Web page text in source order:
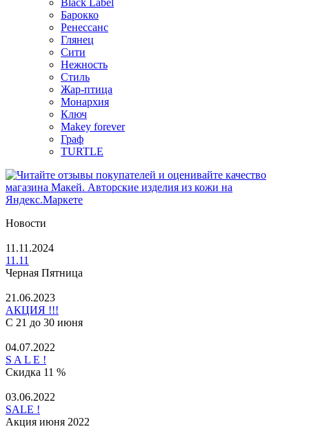
Black Label
Барокко
Ренессанс
Глянец
Сити
Нежность
Стиль
Жар-птица
Монархия
Ключ
Makey forever
Граф
TURTLE
Новости
11.11.2024
11.11
Черная Пятница
21.06.2023
АКЦИЯ !!!
С 21 до 30 июня
04.07.2022
S A L E !
Скидка 11 %
03.06.2022
SALE !
Акция июня 2022